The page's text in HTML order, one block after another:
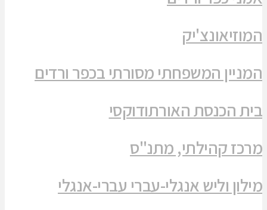
המוזיאונצ'יק
המניין המשפחתי מסורתי בכפר ורדים
בית הכנסת האורתודוקסי
מרכז קהילתי, מתנ"ס
מילון וליש אנגלי-עברי עברי-אנגלי